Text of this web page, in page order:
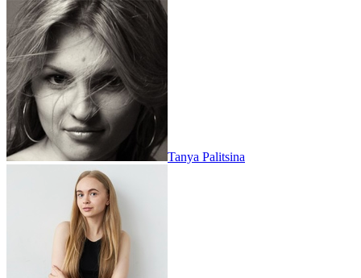
Tanya Palitsina